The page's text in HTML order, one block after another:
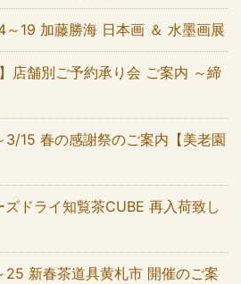
～19 加藤勝海 日本画 ＆ 水墨画展
店舗別ご予約承り会 ご案内 ～締
3/15 春の感謝祭のご案内【美老園
ズドライ知覧茶CUBE 再入荷致し
25 新春茶道具黄札市 開催のご案